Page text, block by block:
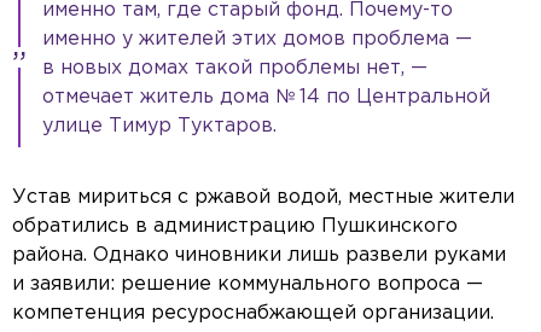
именно там, где старый фонд. Почему-то
именно у жителей этих домов проблема —
в новых домах такой проблемы нет, —
отмечает житель дома № 14 по Центральной
улице Тимур Туктаров.
Устав мириться с ржавой водой, местные жители
обратились в администрацию Пушкинского
района. Однако чиновники лишь развели руками
и заявили: решение коммунального вопроса —
компетенция ресуроснабжающей организации.